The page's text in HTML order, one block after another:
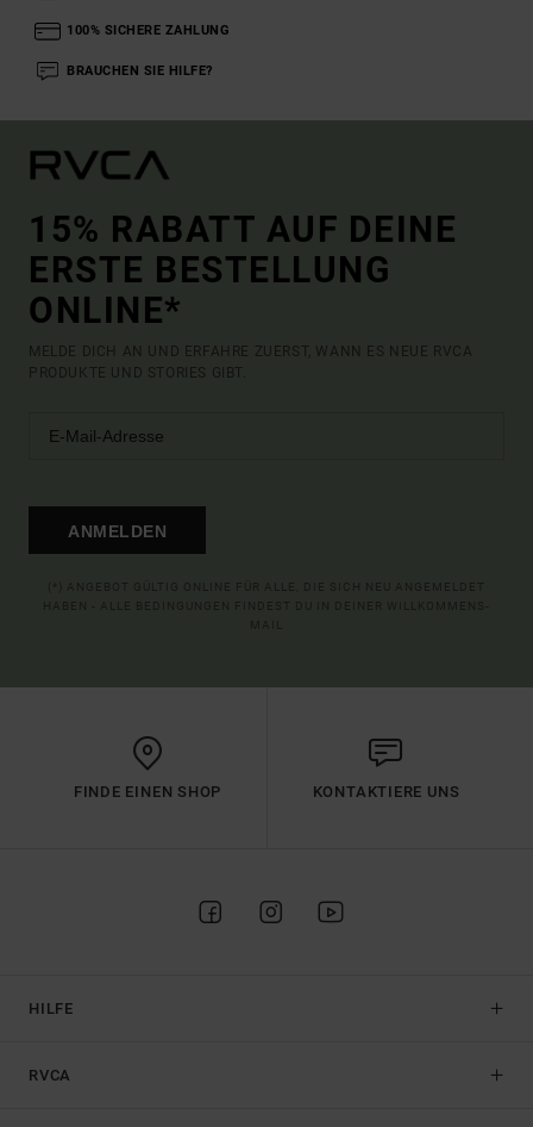
100% SICHERE ZAHLUNG
BRAUCHEN SIE HILFE?
15% RABATT AUF DEINE
ERSTE BESTELLUNG
ONLINE*
MELDE DICH AN UND ERFAHRE ZUERST, WANN ES NEUE RVCA
PRODUKTE UND STORIES GIBT.
ANMELDEN
FINDE EINEN SHOP KONTAKTIERE UNS
HILFE
RVCA